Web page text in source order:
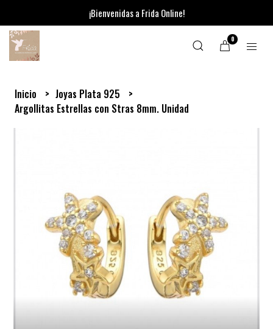
¡Bienvenidas a Frida Online!
0
Inicio
Joyas Plata 925
Argollitas Estrellas con Stras 8mm. Unidad